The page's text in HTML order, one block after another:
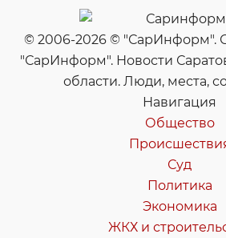
© 2006-2026 © "СарИнформ".
"СарИнформ". Новости
области. Люди, места,
Навигация
Общество
Суд
Политика
Экономика
ЖКХ и